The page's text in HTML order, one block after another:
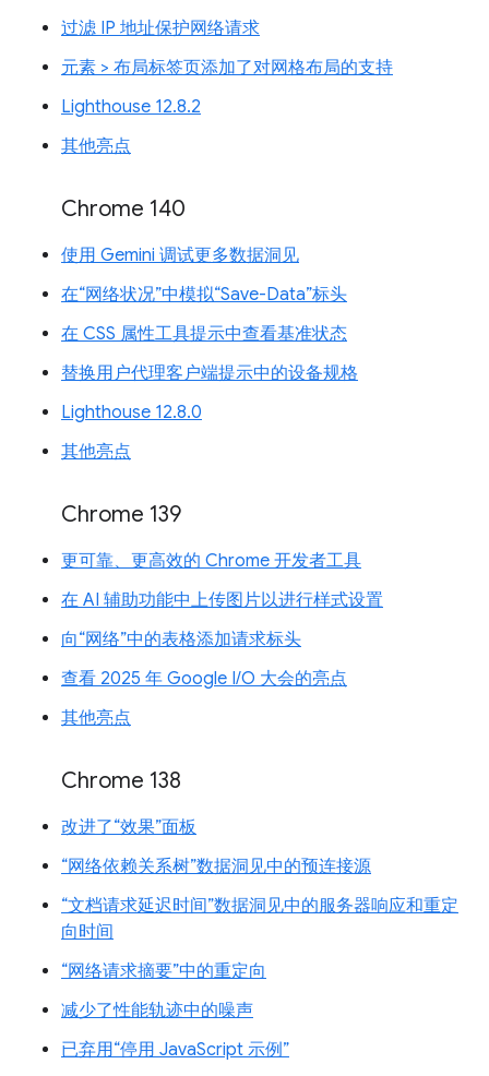
过滤 IP 地址保护网络请求
元素 > 布局标签页添加了对网格布局的支持
Lighthouse 12.8.2
其他亮点
Chrome 140
使用 Gemini 调试更多数据洞见
在“网络状况”中模拟“Save-Data”标头
在 CSS 属性工具提示中查看基准状态
替换用户代理客户端提示中的设备规格
Lighthouse 12.8.0
其他亮点
Chrome 139
更可靠、更高效的 Chrome 开发者工具
在 AI 辅助功能中上传图片以进行样式设置
向“网络”中的表格添加请求标头
查看 2025 年 Google I/O 大会的亮点
其他亮点
Chrome 138
改进了“效果”面板
“网络依赖关系树”数据洞见中的预连接源
“文档请求延迟时间”数据洞见中的服务器响应和重定
向时间
“网络请求摘要”中的重定向
减少了性能轨迹中的噪声
已弃用“停用 JavaScript 示例”